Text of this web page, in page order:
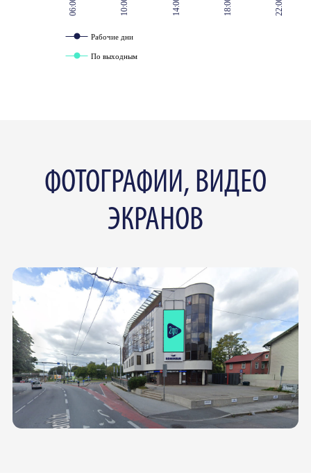
Рабочие дни
По выходным
ФОТОГРАФИИ, ВИДЕО
ЭКРАНОВ